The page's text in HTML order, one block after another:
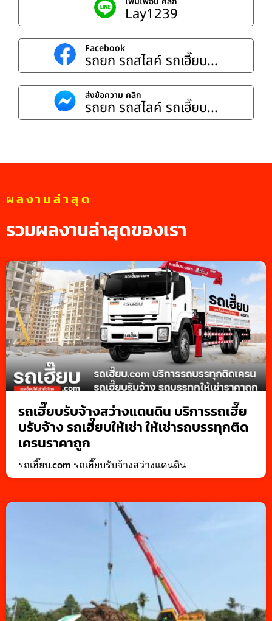
Lay1239
Facebook
รถยก รถสไลค์ รถเฮี๊ยบ...
ส่งข้อความ คลิก
รถยก รถสไลค์ รถเฮี๊ยบ...
ผลงานล่าสุด
รวมผลงานล่าสุดของเรา
รถเฮี๊ยบรับจ้างสว่างแดนดิน บริการรถเฮี๊ย
บรับจ้าง รถเฮี๊ยบให้เช่า ให้เช่ารถบรรทุกติด
เครนราคาถูก
รถเฮี๊ยบ.com รถเฮี๊ยบรับจ้างสว่างแดนดิน